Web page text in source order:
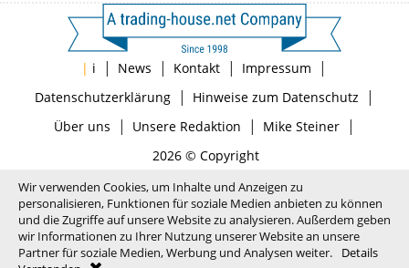
| i | News | Kontakt | Impressum |
Datenschutzerklärung| Hinweise zum Datenschutz |
Über uns | Unsere Redaktion | Mike Steiner|
2026 © Copyright
Wir verwenden Cookies, um Inhalte und Anzeigen zu
personalisieren, Funktionen für soziale Medien anbieten zu können
und die Zugriffe auf unsere Website zu analysieren. Außerdem geben
wir Informationen zu Ihrer Nutzung unserer Website an unsere
Partner für soziale Medien, Werbung und Analysen weiter.
Details